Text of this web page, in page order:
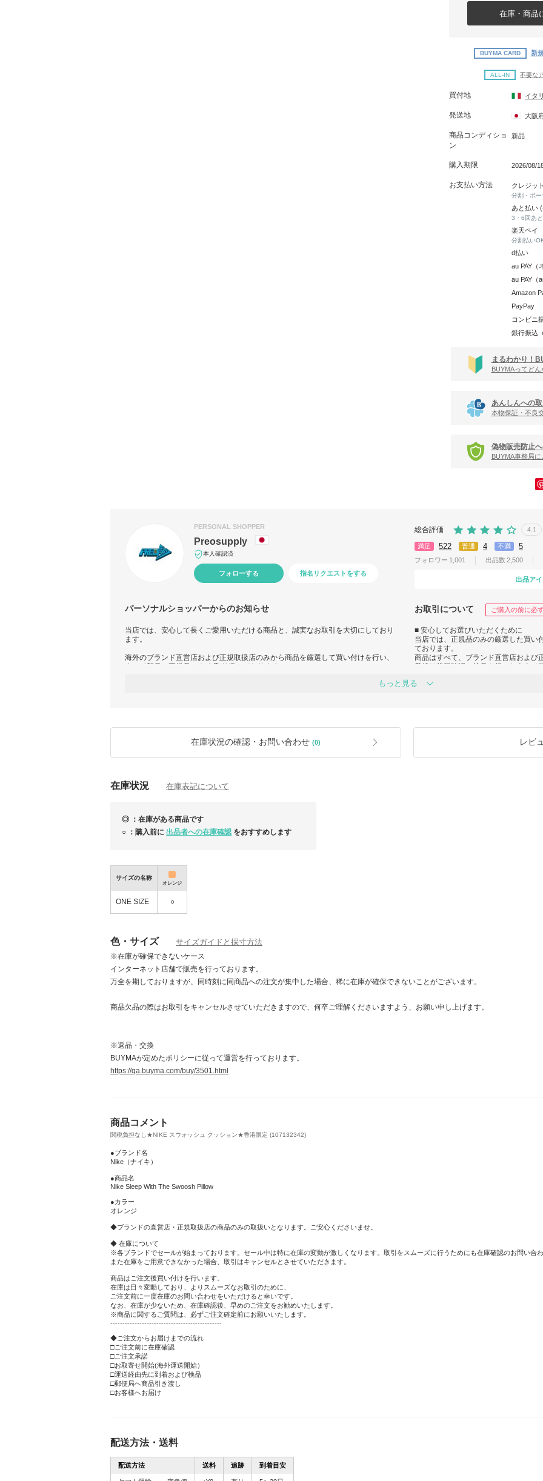
在庫・商品
BUYMA CARD 新
ALL-IN 不要な
買付地 イタ
発送地 大阪
商品コンディショ
ン
新品
購入期限 2026/08/
お支払い方法 クレジッ
分割・ボー
あと払い
3・6回あ
楽天ペイ
分割払い
d払い
au PAY（
au PAY（
Amazon
PayPay
コンビニ
銀行振込
まるわかり！
BUYMAってど
あんしんへの
本物保証・不良
偽物販売防止
BUYMA事務局
PERSONAL SHOPPER
Preosupply
本人確認済
フォローする 指名リクエストをする
総合評価 4.1
満足 522 普通 4 不満 5
フォロワー 1,001 出品数 2,500
出品ア
パーソナルショッパーからのお知らせ お取引について ご購入の前に必
当店では、安心して長くご愛用いただける商品と、誠実なお取引を大切にしており
ます。
海外のブランド直営店および正規取扱店のみから商品を厳選して買い付けを行い、
すべて新品・正規品のみ を取り扱っております。
世界各国の買付ネットワークを活用し、日本未入荷品、国内完売品、希少モデルな
どもご案内可能です。
お探しの商品がございましたら、リクエストも承っておりますのでお気軽にご相談
お一人おひとりとのご縁を大切にし、
BUYMAでは、万が一に備えた公式の補償制度もご用意されています。
より安心してお買い物いただくため、以下もあわせてご確認ください。
https://qa.buyma.com/trouble/5205.html
■ 安心してお選びいただくために
当店では、正規品のみの厳選した買い
ております。
商品はすべて、ブランド直営店および
着後は状態確認・検品を行ったうえで
また、関税・消費税はすべて当店にて
気になる点がございましたら、ご注文
たら、安心してご判断いただけるよう
■ 商品の品質基準について
もっと見る
在庫状況の確認・お問い合わせ (0) レビ
在庫状況 在庫表記について
◎ ：在庫がある商品です
○ ：購入前に 出品者への在庫確認 をおすすめします
サイズの名称
オレンジ
ONE SIZE ○
色・サイズ サイズガイドと採寸方法
※在庫が確保できないケース
インターネット店舗で販売を行っております。
万全を期しておりますが、同時刻に同商品への注文が集中した場合、稀に在庫が確保できないことがございます。
商品欠品の際はお取引をキャンセルさせていただきますので、何卒ご理解くださいますよう、お願い申し上げます。
※返品・交換
BUYMAが定めたポリシーに従って運営を行っております。
https://qa.buyma.com/buy/3501.html
商品コメント
関税負担なし★NIKE スウォッシュ クッション★香港限定 (107132342)
●ブランド名
Nike（ナイキ）
●商品名
Nike Sleep With The Swoosh Pillow
●カラー
オレンジ
◆ブランドの直営店・正規取扱店の商品のみの取扱いとなります。ご安心くださいませ。
◆ 在庫について
※各ブランドでセールが始まっております。セール中は特に在庫の変動が激しくなります。取引をスムーズに行うためにも在庫確認のお問い合わ
また在庫をご用意できなかった場合、取引はキャンセルとさせていただきます。
商品はご注文後買い付けを行います。
在庫は日々変動しており、よりスムーズなお取引のために、
ご注文前に一度在庫のお問い合わせをいただけると幸いです。
なお、在庫が少ないため、在庫確認後、早めのご注文をお勧めいたします。
※商品に関するご質問は、必ずご注文確定前にお願いいたします。
----------------------------------------------
◆ご注文からお届けまでの流れ
□ご注文前に在庫確認
□ご注文承諾
□お取寄せ開始(海外運送開始）
□運送経由先に到着および検品
□郵便局へ商品引き渡し
□お客様へお届け
配送方法・送料
配送方法 送料 追跡 到着目安